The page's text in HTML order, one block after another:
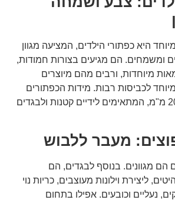
היא כפתורי הילדים, המציעה מגוון
ומשמחים. הם מגיעים בצורות חמודות,
מיוחדות, ורבים מהם מיוצרים
לכביסות רבות. מידות הכפתורים
נעות בין 12 מ"מ ל-20 מ"מ, המתאימים לידיים קטנות ולבגדים
מעבר ללבוש
הם מגוונים. בנוסף לבגדים, הם
ליצירת וילונות מעוצבים, כריות נוי
נעליים וכובעים. אפילו בתחום